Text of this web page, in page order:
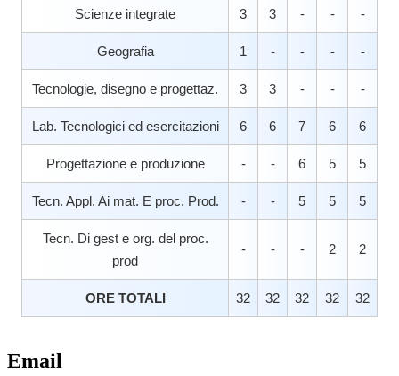
Scienze integrate 3 3 - - -
Geografia 1 - - - -
Tecnologie, disegno e progettaz. 3 3 - - -
Lab. Tecnologici ed esercitazioni 6 6 7 6 6
Progettazione e produzione - - 6 5 5
Tecn. Appl. Ai mat. E proc. Prod. - - 5 5 5
Tecn. Di gest e org. del proc.
prod
- - - 2 2
ORE TOTALI 32 32 32 32 32
Email